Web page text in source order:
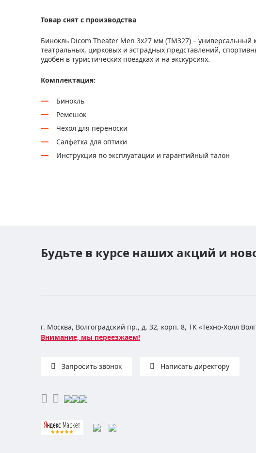
Товар снят с производства
Бинокль Dicom Theater Men 3x27 мм (TM327) –
театральных, цирковых и эстрадных представлений,
удобен в туристических поездках и на экскурсиях.
Комплектация:
Бинокль
Ремешок
Чехол для переноски
Салфетка для оптики
Инструкция по эксплуатации и гарантийный талон
Будьте в курсе наших акций и
г. Москва, Волгоградский пр., д. 32, корп. 8, ТК «Техно-Холл
Внимание, мы переезжаем!
Запросить звонок Написать директору